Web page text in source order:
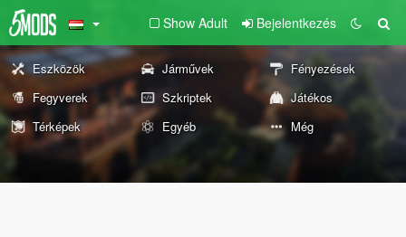
Show Adult Bejelentkezés
Eszközök Járművek
Fényezések
Fegyverek
Szkriptek
Játékos
Térképek
Egyéb Még